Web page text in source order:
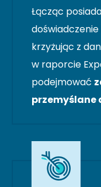
Łącząc
krzyżując z
w raporcie
podejmować
przemyślane